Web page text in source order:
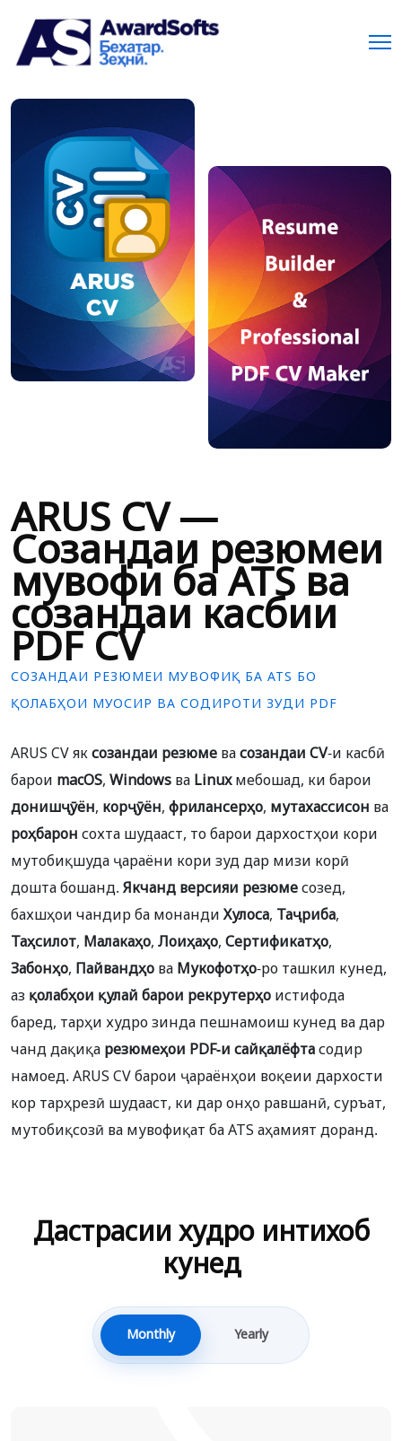
ARUS CV —
Созандаи резюмеи
мувофиқ ба ATS ва
созандаи касбии
PDF CV
СОЗАНДАИ РЕЗЮМЕИ МУВОФИҚ БА ATS БО
ҚОЛАБҲОИ МУОСИР ВА СОДИРОТИ ЗУДИ PDF
ARUS CV яксозандаи резюмевасозандаи CV-и касбӣ
бароиmacOS,WindowsваLinuxмебошад, ки барои
донишҷӯён,корҷӯён,фрилансерҳо,мутахассисонва
роҳбаронсохта шудааст, то барои дархостҳои кори
мутобиқшуда ҷараёни кори зуд дар мизи корӣ
дошта бошанд.Якчанд версияи резюмесозед,
бахшҳои чандир ба монандиХулоса,Таҷриба,
Таҳсилот,Малакаҳо,Лоиҳаҳо,Сертификатҳо,
Забонҳо,ПайвандҳоваМукофотҳо-ро ташкил кунед,
азқолабҳои қулай барои рекрутерҳоистифода
баред, тарҳи худро зинда пешнамоиш кунед ва дар
чанд дақиқарезюмеҳои PDF-и сайқалёфтасодир
намоед. ARUS CV барои ҷараёнҳои воқеии дархости
кор тарҳрезӣ шудааст, ки дар онҳо равшанӣ, суръат,
мутобиқсозӣ ва мувофиқат ба ATS аҳамият доранд.
Дастрасии худро интихоб
кунед
Monthly Yearly